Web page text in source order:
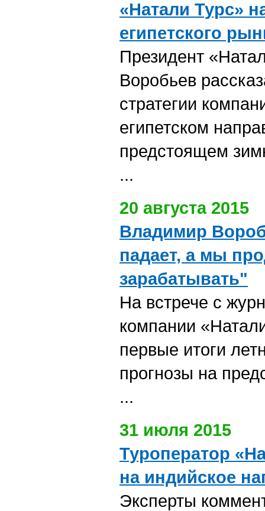
«Натали Турс»
египетского
Президент
Воробьев
стратегии
египетском
предстоящем
...
20 августа 2015
Владимир
падает, а мы
зарабатывать"
На встрече с
компании
первые итоги
прогнозы на
...
31 июля 2015
Туроператор
на индийское
Эксперты